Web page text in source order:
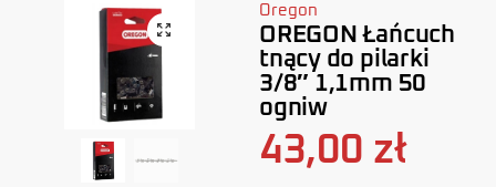
Oregon
OREGON Łańcuch
tnący do pilarki
3/8″ 1,1mm 50
ogniw
43,00 zł